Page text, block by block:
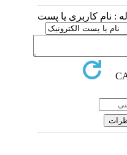
: نام کاربری یا پست